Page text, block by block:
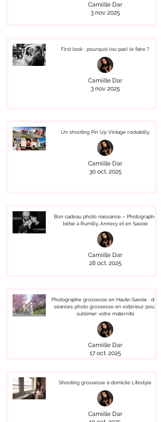
Camiille Dar
3 nov. 2025
First look : pourquoi (ou pas) le faire ?
Camiille Dar
3 nov. 2025
Un shooting Pin Up Vintage rockabilly
Camiille Dar
30 oct. 2025
Bon cadeau photo naissance – Photographe
bébé à Rumilly, Annecy et en Savoie
Camiille Dar
28 oct. 2025
Photographe grossesse en Haute-Savoie : des
séances photo grossesse en extérieur pour
sublimer votre maternité
Camiille Dar
17 oct. 2025
Shooting grossesse à domicile Lifestyle
Camiille Dar